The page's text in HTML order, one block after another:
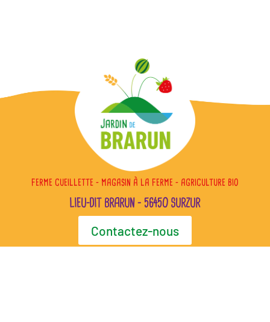
FERME CUEILLETTE – MAGASIN À LA FERME – AGRICULTURE BIO
LIEU-DIT BRARUN – 56450 SURZUR
Contactez-nous